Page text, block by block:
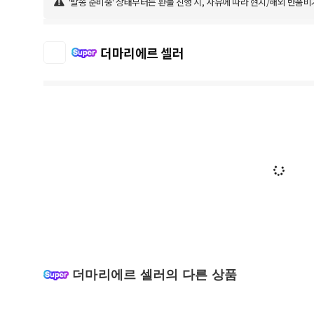
더마리에르 셀러
더마리에르 셀러의 다른 상품